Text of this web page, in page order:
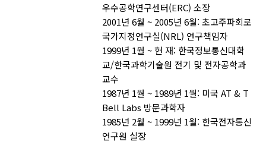
우수공학연구센터(ERC) 소장
2001년 6월 ~ 2005년 6월: 초고주파회로
국가지정연구실(NRL) 연구책임자
1999년 1월 ~ 현 재: 한국정보통신대학
교/한국과학기술원 전기 및 전자공학과
교수
1987년 1월 ~ 1989년 1월: 미국 AT & T
Bell Labs 방문과학자
1985년 2월 ~ 1999년 1월: 한국전자통신
연구원 실장